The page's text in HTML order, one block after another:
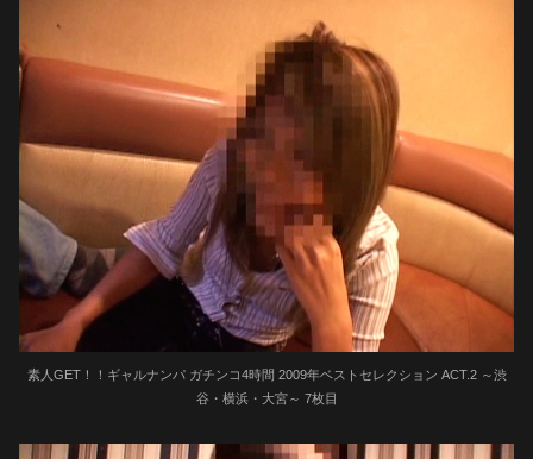
素人GET！！ギャルナンパ ガチンコ4時間 2009年ベストセレクション ACT.2 ～渋
谷・横浜・大宮～ 7枚目